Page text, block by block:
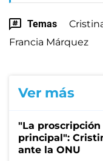
Temas
Francia Márquez
Ver más
"La
principal":
ante la ONU